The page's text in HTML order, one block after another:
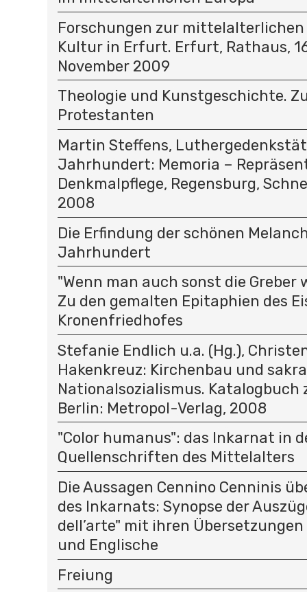
Forschungen zur
Kultur in Erfurt. Erfurt, Rathaus,
November 2009
Theologie und Kunstgeschichte.
Protestanten
Martin Steffens,
Jahrhundert: Memoria –
Denkmalpflege, Regensburg,
2008
Die Erfindung der schönen
Jahrhundert
"Wenn man auch sonst die Greber
Zu den gemalten Epitaphien des
Kronenfriedhofes
Stefanie Endlich u.a. (Hg.),
Hakenkreuz: Kirchenbau und
Nationalsozialismus. Katalogbuch
Berlin: Metropol-Verlag, 2008
"Color humanus": das Inkarnat in
Quellenschriften des Mittelalters
Die Aussagen Cennino Cenninis
des Inkarnats: Synopse der
dell’arte" mit ihren
und Englische
Freiung